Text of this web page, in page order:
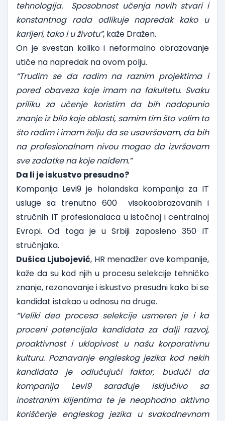
tehnologija. Sposobnost učenja novih stvari i
konstantnog rada odlikuje napredak kako u
karijeri, tako i u životu”, kaže Dražen.
On je svestan koliko i neformalno obrazovanje
utiče na napredak na ovom polju.
“Trudim se da radim na raznim projektima i
pored obaveza koje imam na fakultetu. Svaku
priliku za učenje koristim da bih nadopunio
znanje iz bilo koje oblasti, samim tim što volim to
što radim i imam želju da se usavršavam, da bih
na profesionalnom nivou mogao da izvršavam
sve zadatke na koje naiđem.”
Da li je iskustvo presudno?
Kompanija Levi9 je holandska kompanija za IT
usluge sa trenutno 600 visokoobrazovanih i
stručnih IT profesionalaca u istočnoj i centralnoj
Evropi. Od toga je u Srbiji zaposleno 350 IT
stručnjaka.
Dušica Ljubojević, HR menadžer ove kompanije,
kaže da su kod njih u procesu selekcije tehničko
znanje, rezonovanje i iskustvo presudni kako bi se
kandidat istakao u odnosu na druge.
“Veliki deo procesa selekcije usmeren je i ka
proceni potencijala kandidata za dalji razvoj,
proaktivnost i uklopivost u našu korporativnu
kulturu. Poznavanje engleskog jezika kod nekih
kandidata je odlučujući faktor, budući da
kompanija Levi9 sarađuje isključivo sa
inostranim klijentima te je neophodno aktivno
korišćenje engleskog jezika u svakodnevnom